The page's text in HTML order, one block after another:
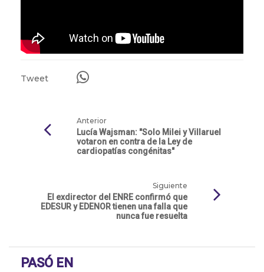
Tweet
Anterior
Lucía Wajsman: "Solo Milei y Villaruel
votaron en contra de la Ley de
cardiopatías congénitas"
Siguiente
El exdirector del ENRE confirmó que
EDESUR y EDENOR tienen una falla que
nunca fue resuelta
PASÓ EN